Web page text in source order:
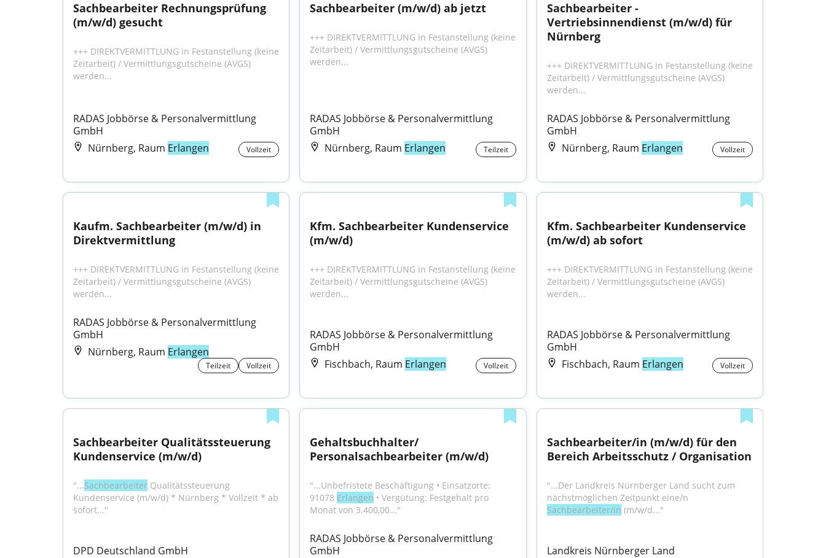
Sachbearbeiter Rechnungsprüfung
(m/w/d) gesucht
+++ DIREKTVERMITTLUNG in Festanstellung (keine
Zeitarbeit) / Vermittlungsgutscheine (AVGS)
werden...
RADAS Jobbörse & Personalvermittlung
GmbH
Nürnberg, Raum Erlangen Vollzeit
Sachbearbeiter (m/w/d) ab jetzt
+++ DIREKTVERMITTLUNG in Festanstellung (keine
Zeitarbeit) / Vermittlungsgutscheine (AVGS)
werden...
RADAS Jobbörse & Personalvermittlung
GmbH
Nürnberg, Raum Erlangen Teilzeit
Sachbearbeiter -
Vertriebsinnendienst (m/w/d) für
Nürnberg
+++ DIREKTVERMITTLUNG in Festanstellung (keine
Zeitarbeit) / Vermittlungsgutscheine (AVGS)
werden...
RADAS Jobbörse & Personalvermittlung
GmbH
Nürnberg, Raum Erlangen Vollzeit
Kaufm. Sachbearbeiter (m/w/d) in
Direktvermittlung
+++ DIREKTVERMITTLUNG in Festanstellung (keine
Zeitarbeit) / Vermittlungsgutscheine (AVGS)
werden...
RADAS Jobbörse & Personalvermittlung
GmbH
Nürnberg, Raum Erlangen
Teilzeit Vollzeit
Kfm. Sachbearbeiter Kundenservice
(m/w/d)
+++ DIREKTVERMITTLUNG in Festanstellung (keine
Zeitarbeit) / Vermittlungsgutscheine (AVGS)
werden...
RADAS Jobbörse & Personalvermittlung
GmbH
Fischbach, Raum Erlangen Vollzeit
Kfm. Sachbearbeiter Kundenservice
(m/w/d) ab sofort
+++ DIREKTVERMITTLUNG in Festanstellung (keine
Zeitarbeit) / Vermittlungsgutscheine (AVGS)
werden...
RADAS Jobbörse & Personalvermittlung
GmbH
Fischbach, Raum Erlangen Vollzeit
Sachbearbeiter Qualitätssteuerung
Kundenservice (m/w/d)
"...Sachbearbeiter Qualitätssteuerung
Kundenservice (m/w/d) * Nürnberg * Vollzeit * ab
sofort..."
DPD Deutschland GmbH
Gehaltsbuchhalter/
Personalsachbearbeiter (m/w/d)
"...Unbefristete Beschäftigung • Einsatzorte:
91078 Erlangen • Vergütung: Festgehalt pro
Monat von 3.400,00..."
RADAS Jobbörse & Personalvermittlung
GmbH
Sachbearbeiter/in (m/w/d) für den
Bereich Arbeitsschutz / Organisation
"...Der Landkreis Nürnberger Land sucht zum
Sachbearbeiter/in (m/w/d..."
Landkreis Nürnberger Land